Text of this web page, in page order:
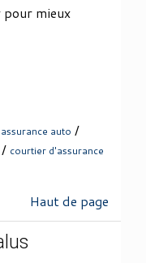
mieux
auto /
/ courtier d'assurance
Haut de page